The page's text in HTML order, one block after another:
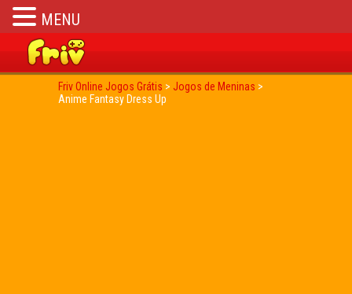
Friv Online Jogos Grátis > Jogos de Meninas >
Anime Fantasy Dress Up
MENU